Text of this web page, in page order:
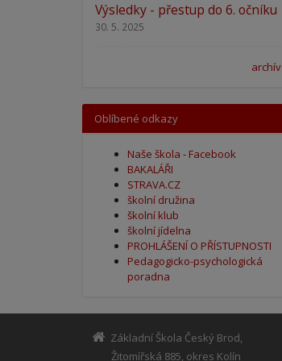
Výsledky - přestup do 6. očníku
30. 5. 2025
archív
Oblíbené odkazy
Naše škola - Facebook
BAKALÁŘI
STRAVA.CZ
školní družina
školní klub
školní jídelna
PROHLÁŠENÍ O PŘÍSTUPNOSTI
Pedagogicko-psychologická
poradna
Základní Škola Český Brod,
Žitomířská 885, okres Kolín